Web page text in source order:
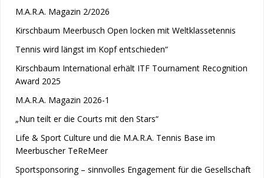
M.A.R.A. Magazin 2/2026
Kirschbaum Meerbusch Open locken mit Weltklassetennis
Tennis wird längst im Kopf entschieden“
Kirschbaum International erhält ITF Tournament Recognition
Award 2025
M.A.R.A. Magazin 2026-1
„Nun teilt er die Courts mit den Stars“
Life & Sport Culture und die M.A.R.A. Tennis Base im
Meerbuscher TeReMeer
Sportsponsoring – sinnvolles Engagement für die Gesellschaft